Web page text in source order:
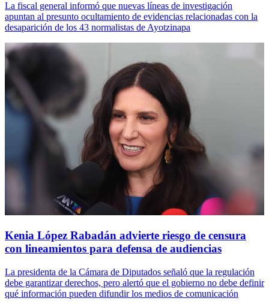
La fiscal general informó que nuevas líneas de investigación
apuntan al presunto ocultamiento de evidencias relacionadas con la
desaparición de los 43 normalistas de Ayotzinapa
Kenia López Rabadán advierte riesgo de censura
con lineamientos para defensa de audiencias
La presidenta de la Cámara de Diputados señaló que la regulación
debe garantizar derechos, pero alertó que el gobierno no debe definir
qué información pueden difundir los medios de comunicación